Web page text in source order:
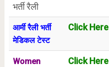
भर्ती रैली
आर्मी रैली भर्ती
मेडिकल टेस्ट
Click Here
Women Click Here